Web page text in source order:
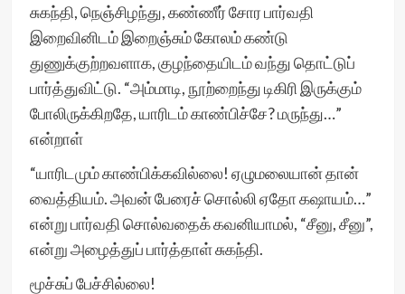
சுகந்தி, நெஞ்சிழந்து, கண்ணீர் சோர பார்வதி
இறைவினிடம் இறைஞ்சும் கோலம் கண்டு
துணுக்குற்றவளாக, குழந்தையிடம் வந்து தொட்டுப்
பார்த்துவிட்டு. “அம்மாடி, நூற்றைந்து டிகிரி இருக்கும்
போலிருக்கிறதே, யாரிடம் காண்பிச்சே? மருந்து…”
என்றாள்
“யாரிடமும் காண்பிக்கவில்லை! ஏழுமலையான் தான்
வைத்தியம். அவன் பேரைச் சொல்லி ஏதோ கஷாயம்…”
என்று பார்வதி சொல்வதைக் கவனியாமல், “சீனு, சீனு”,
என்று அழைத்துப் பார்த்தாள் சுகந்தி.
மூச்சுப் பேச்சில்லை!